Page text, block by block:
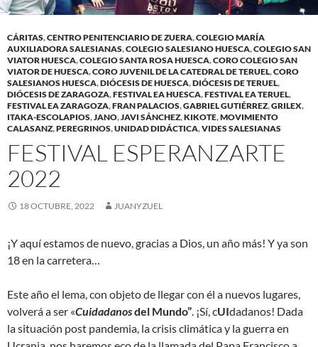
CÁRITAS,CENTRO PENITENCIARIO DE ZUERA,COLEGIO MARÍA
AUXILIADORA SALESIANAS,COLEGIO SALESIANO HUESCA,COLEGIO SAN
VIATOR HUESCA,COLEGIO SANTA ROSA HUESCA,CORO COLEGIO SAN
VIATOR DE HUESCA,CORO JUVENIL DE LA CATEDRAL DE TERUEL,CORO
SALESIANOS HUESCA,DIÓCESIS DE HUESCA,DIÓCESIS DE TERUEL,
DIÓCESIS DE ZARAGOZA,FESTIVAL EA HUESCA,FESTIVAL EA TERUEL,
FESTIVAL EA ZARAGOZA,FRAN PALACIOS,GABRIEL GUTIÉRREZ,GRILEX,
ITAKA-ESCOLAPIOS,JANO,JAVI SÁNCHEZ,KIKOTE,MOVIMIENTO
CALASANZ,PEREGRINOS,UNIDAD DIDÁCTICA,VIDES SALESIANAS
FESTIVAL ESPERANZARTE
2022
18 OCTUBRE, 2022 JUANYZUEL
¡Y aquí estamos de nuevo, gracias a Dios, un año más! Y ya son
18 en la carretera…
Este año el lema, con objeto de llegar con él a nuevos lugares,
volverá a ser «Cuidadanosdel Mundo” . ¡Sí, cUIdadanos! Dada
la situación post pandemia, la crisis climática y la guerra en